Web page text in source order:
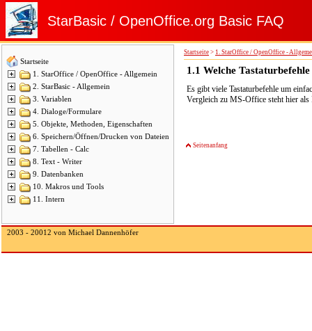
StarBasic / OpenOffice.org Basic FAQ
Startseite
1. StarOffice / OpenOffice - Allgemein
2. StarBasic - Allgemein
3. Variablen
4. Dialoge/Formulare
5. Objekte, Methoden, Eigenschaften
6. Speichern/Öffnen/Drucken von Dateien
7. Tabellen - Calc
8. Text - Writer
9. Datenbanken
10. Makros und Tools
11. Intern
Startseite > 1. StarOffice / OpenOffice -
1.1 Welche Tastaturbefehle
Es gibt viele Tastaturbefehle um
Vergleich zu MS-Office steht hier
Seitenanfang
2003 - 20012 von Michael Dannenhöfer